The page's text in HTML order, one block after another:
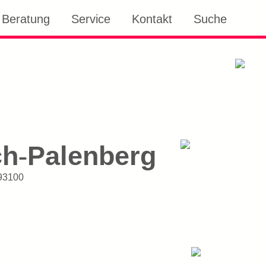
Beratung Service Kontakt Suche
-Palenberg